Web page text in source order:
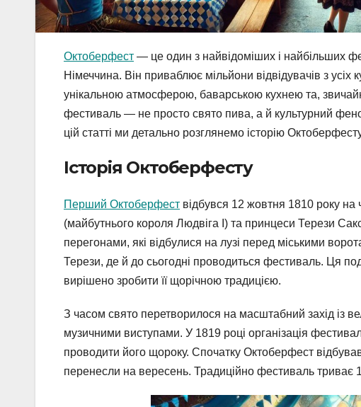
Октоберфест — це один з найвідоміших і найбільших
Німеччина. Він приваблює мільйони відвідувачів з
унікальною атмосферою, баварською кухнею та,
фестиваль — не просто свято пива, а й культурний
цій статті ми детально розглянемо історію
Історія Октоберфесту
Перший Октоберфест відбувся 12 жовтня 1810 року на
(майбутнього короля Людвіга I) та принцеси Терези
перегонами, які відбулися на лузі перед міськими
Терези, де й до сьогодні проводиться фестиваль. Ця
вирішено зробити її щорічною традицією.
З часом свято перетворилося на масштабний захід із
музичними виступами. У 1819 році організація
проводити його щороку. Спочатку Октоберфест
перенесли на вересень. Традиційно фестиваль триває